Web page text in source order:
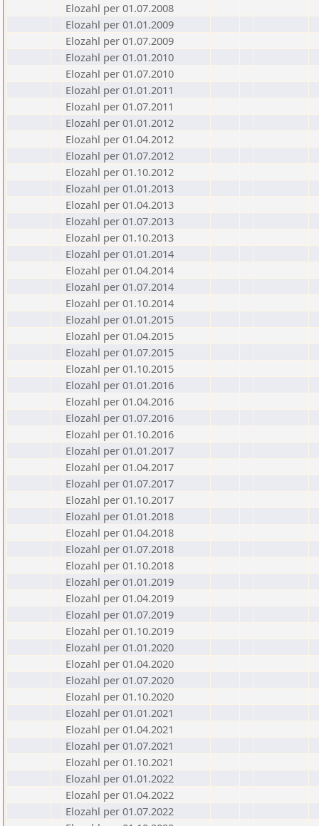
Elozahl per 01.07.2008
Elozahl per 01.01.2009
Elozahl per 01.07.2009
Elozahl per 01.01.2010
Elozahl per 01.07.2010
Elozahl per 01.01.2011
Elozahl per 01.07.2011
Elozahl per 01.01.2012
Elozahl per 01.04.2012
Elozahl per 01.07.2012
Elozahl per 01.10.2012
Elozahl per 01.01.2013
Elozahl per 01.04.2013
Elozahl per 01.07.2013
Elozahl per 01.10.2013
Elozahl per 01.01.2014
Elozahl per 01.04.2014
Elozahl per 01.07.2014
Elozahl per 01.10.2014
Elozahl per 01.01.2015
Elozahl per 01.04.2015
Elozahl per 01.07.2015
Elozahl per 01.10.2015
Elozahl per 01.01.2016
Elozahl per 01.04.2016
Elozahl per 01.07.2016
Elozahl per 01.10.2016
Elozahl per 01.01.2017
Elozahl per 01.04.2017
Elozahl per 01.07.2017
Elozahl per 01.10.2017
Elozahl per 01.01.2018
Elozahl per 01.04.2018
Elozahl per 01.07.2018
Elozahl per 01.10.2018
Elozahl per 01.01.2019
Elozahl per 01.04.2019
Elozahl per 01.07.2019
Elozahl per 01.10.2019
Elozahl per 01.01.2020
Elozahl per 01.04.2020
Elozahl per 01.07.2020
Elozahl per 01.10.2020
Elozahl per 01.01.2021
Elozahl per 01.04.2021
Elozahl per 01.07.2021
Elozahl per 01.10.2021
Elozahl per 01.01.2022
Elozahl per 01.04.2022
Elozahl per 01.07.2022